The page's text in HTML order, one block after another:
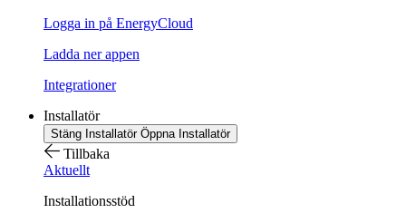
Logga in på EnergyCloud
Ladda ner appen
Integrationer
Installatör
Stäng Installatör Öppna Installatör
Tillbaka
Aktuellt
Installationsstöd